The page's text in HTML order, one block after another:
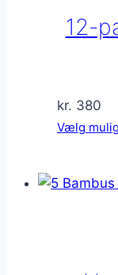
12-
kr. 380
Vælg